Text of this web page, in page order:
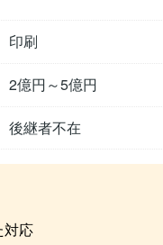
印刷
2億円～5億円
後継者不在
対応